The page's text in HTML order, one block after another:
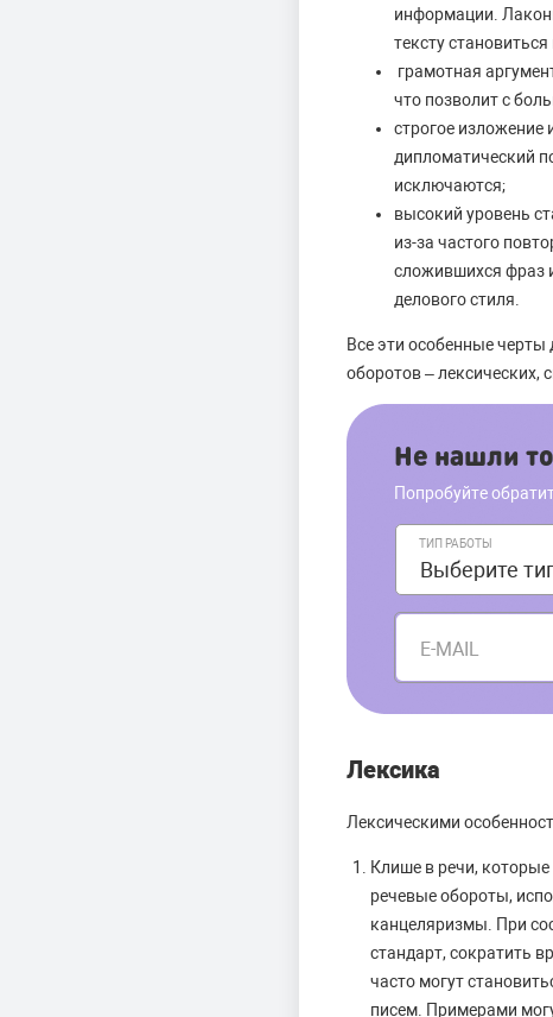
информации.
тексту
грамотная
что позволит с
строгое изложение
дипломатический
исключаются;
высокий уровень
из-за частого
сложившихся фраз
делового стиля.
Все эти особенные
оборотов – лексических,
Не нашли
Попробуйте
ТИП РАБОТЫ
E-MAIL
Лексика
Лексическими
Клише в речи,
речевые обороты,
канцеляризмы. При
стандарт, сократить
часто могут
писем. Примерами